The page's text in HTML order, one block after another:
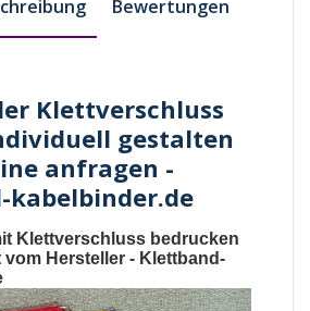
Bewertungen
Klettverschluss
gestalten
anfragen -
Klettverschluss bedrucken
vom Hersteller - Klettband-